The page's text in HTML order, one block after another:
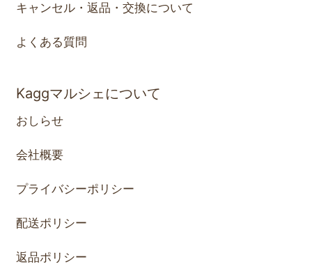
キャンセル・返品・交換について
よくある質問
Kaggマルシェについて
おしらせ
会社概要
プライバシーポリシー
配送ポリシー
返品ポリシー